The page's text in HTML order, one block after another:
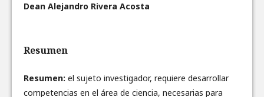
Dean Alejandro Rivera Acosta
Resumen
Resumen: el sujeto investigador, requiere desarrollar
competencias en el área de ciencia, necesarias para